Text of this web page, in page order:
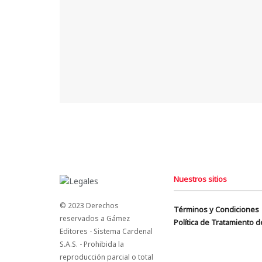
© 2023 Derechos
reservados a Gámez
Editores - Sistema Cardenal
S.A.S. - Prohibida la
reproducción parcial o total
Nuestros sitios
Términos y Condiciones
Política de Tratamiento